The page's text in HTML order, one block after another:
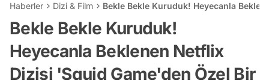
Haberler Dizi & Film Bekle Bekle Kuruduk! Heyecanla
Bekle Bekle Kuruduk!
Heyecanla Beklenen Netflix
Dizisi 'Squid Game'den Özel Bir